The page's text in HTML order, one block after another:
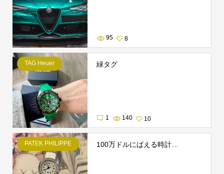
95 8
TAG Heuer 緑タグ
1 140 10
PATEK PHILIPPE 100万ドルにばえる時計…